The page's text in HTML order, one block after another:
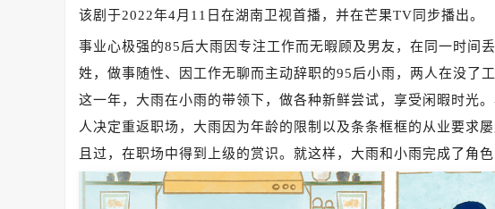
该剧于2022年4月11日在湖南卫视首播，并在芒果TV同步播出。
事业心极强的85后大雨因专注工作而无暇顾及男友，在同一时间
姓，做事随性、因工作无聊而主动辞职的95后小雨，两人在没了
这一年，大雨在小雨的带领下，做各种新鲜尝试，享受闲暇时光
人决定重返职场，大雨因为年龄的限制以及条条框框的从业要求
且过，在职场中得到上级的赏识。就这样，大雨和小雨完成了角